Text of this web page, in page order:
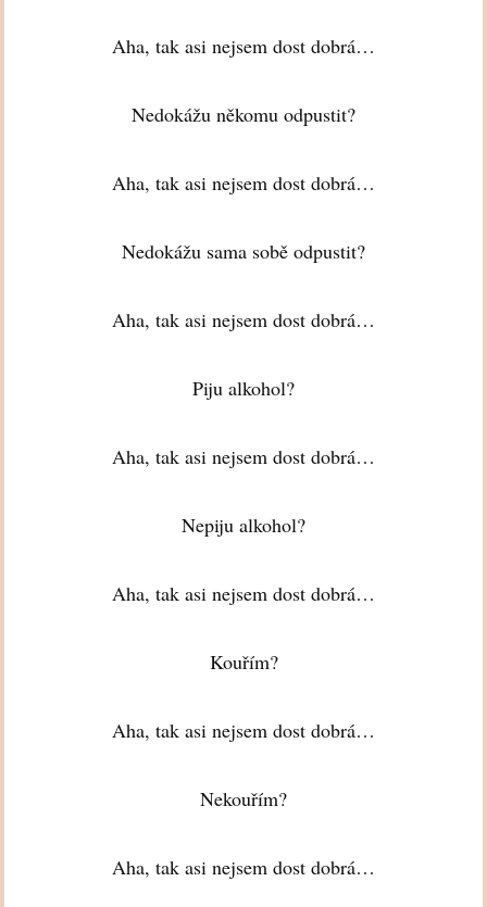
Aha, tak asi nejsem dost dobrá…
Nedokážu někomu odpustit?
Aha, tak asi nejsem dost dobrá…
Nedokážu sama sobě odpustit?
Aha, tak asi nejsem dost dobrá…
Piju alkohol?
Aha, tak asi nejsem dost dobrá…
Nepiju alkohol?
Aha, tak asi nejsem dost dobrá…
Kouřím?
Aha, tak asi nejsem dost dobrá…
Nekouřím?
Aha, tak asi nejsem dost dobrá…